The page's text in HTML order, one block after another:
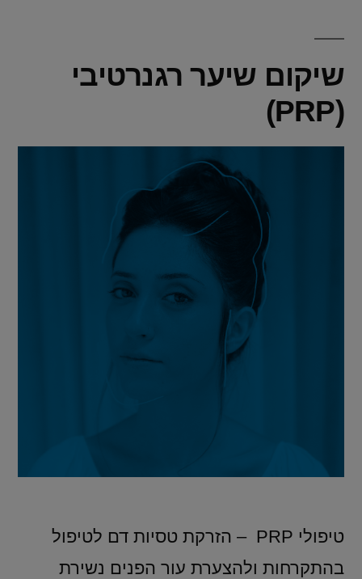
שיקום שיער רגנרטיבי
(PRP)
טיפולי PRP – הזרקת טסיות דם לטיפול
בהתקרחות ולהצערת עור הפנים נשירת